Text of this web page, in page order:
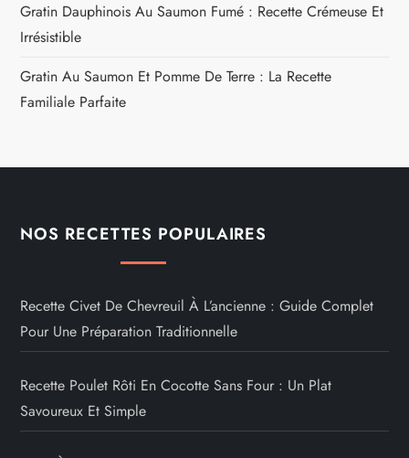
Gratin Dauphinois Au Saumon Fumé : Recette Crémeuse Et
Irrésistible
Gratin Au Saumon Et Pomme De Terre : La Recette
Familiale Parfaite
NOS RECETTES POPULAIRES
Recette Civet De Chevreuil À L’ancienne : Guide Complet
Pour Une Préparation Traditionnelle
Recette Poulet Rôti En Cocotte Sans Four : Un Plat
Savoureux Et Simple